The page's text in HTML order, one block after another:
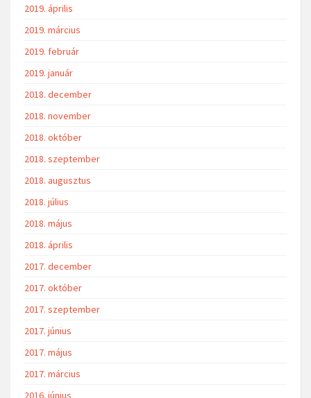
2019. április
2019. március
2019. február
2019. január
2018. december
2018. november
2018. október
2018. szeptember
2018. augusztus
2018. július
2018. május
2018. április
2017. december
2017. október
2017. szeptember
2017. június
2017. május
2017. március